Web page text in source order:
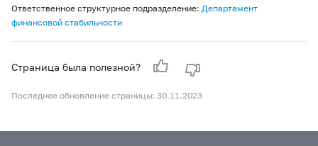
Ответственное структурное подразделение: Департамент
финансовой стабильности
Страница была полезной?
Последнее обновление страницы: 30.11.2023